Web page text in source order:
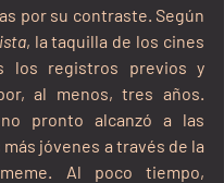
por su contraste. Según
, la taquilla de los cines
los registros previos y
al menos, tres años.
pronto alcanzó a las
jóvenes a través de la
Al poco tiempo,